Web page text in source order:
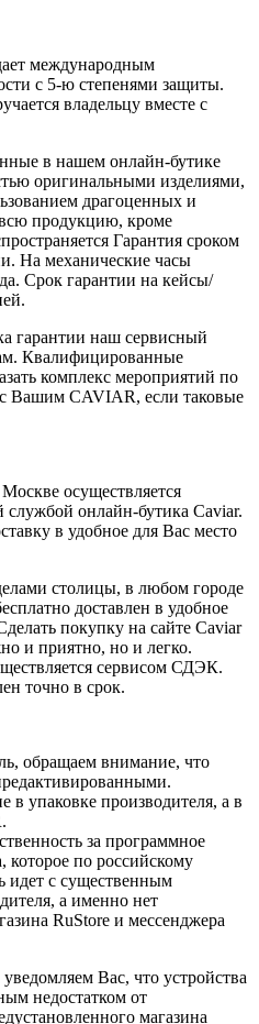
международным
с 5-ю степенями защиты.
владельцу вместе с
в нашем онлайн-бутике
оригинальными изделиями,
драгоценных и
продукцию, кроме
Гарантия сроком
На механические часы
Срок гарантии на кейсы/
гарантии наш сервисный
Квалифицированные
комплекс мероприятий по
Вашим CAVIAR, если таковые
осуществляется
службой онлайн-бутика Caviar.
в удобное для Вас место
столицы, в любом городе
доставлен в удобное
покупку на сайте Caviar
и приятно, но и легко.
сервисом СДЭК.
точно в срок.
обращаем внимание, что
в упаковке производителя, а в
за программное
которое по российскому
идет с существенным
а именно нет
RuStore и мессенджера
Вас, что устройства
недостатком от
магазина